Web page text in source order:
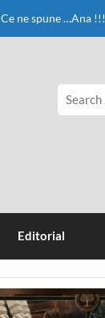
Ce ne spune …Ana !!!
Editorial